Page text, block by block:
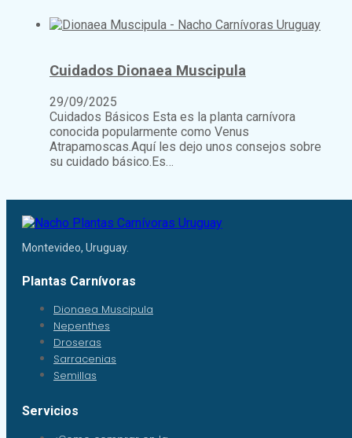
Cuidados Dionaea Muscipula
29/09/2025
Cuidados Básicos Esta es la planta carnívora
conocida popularmente como Venus
Atrapamoscas.Aquí les dejo unos consejos sobre
su cuidado básico.Es…
Montevideo, Uruguay.
Plantas Carnívoras
Dionaea Muscipula
Nepenthes
Droseras
Sarracenias
Semillas
Servicios